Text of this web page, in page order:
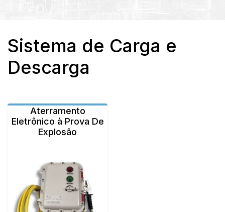
Sistema de Carga e
Descarga
Aterramento
Eletrônico à Prova De
Explosão